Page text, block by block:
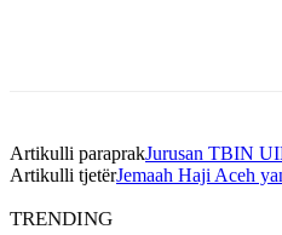
Artikulli paraprakJurusan TBIN
Artikulli tjetërJemaah Haji Aceh
TRENDING